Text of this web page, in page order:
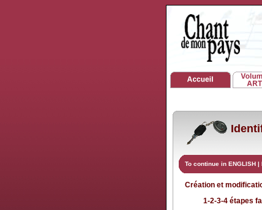
To continue in ENGLISH |
Création et
1-2-3-4 étapes